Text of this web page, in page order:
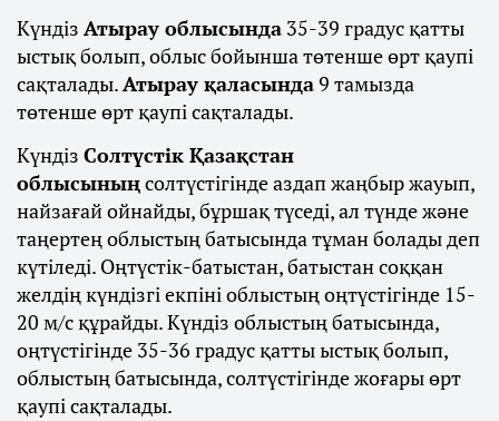
Күндіз Атырау облысында 35-39 градус қатты
ыстық болып, облыс бойынша төтенше өрт қаупі
сақталады.Атырау қаласында9 тамызда
төтенше өрт қаупі сақталады.
Күндіз Солтүстік Қазақстан
облысыныңсолтүстігінде аздап жаңбыр жауып,
найзағай ойнайды, бұршақ түседі, ал түнде және
таңертең облыстың батысында тұман болады деп
күтіледі. Оңтүстік-батыстан, батыстан соққан
желдің күндізгі екпіні облыстың оңтүстігінде 15-
20 м/с құрайды. Күндіз облыстың батысында,
оңтүстігінде 35-36 градус қатты ыстық болып,
облыстың батысында, солтүстігінде жоғары өрт
қаупі сақталады.